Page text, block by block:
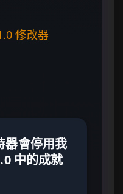
修改器
器會停用我
中的成就